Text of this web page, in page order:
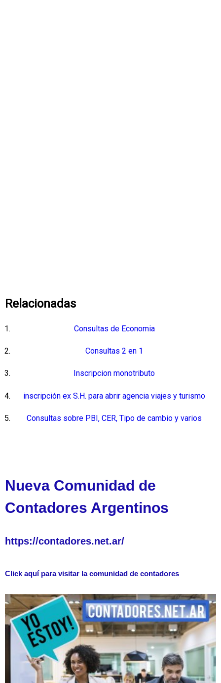
Relacionadas
Consultas de Economia
Consultas 2 en 1
Inscripcion monotributo
inscripción ex S.H. para abrir agencia viajes y turismo
Consultas sobre PBI, CER, Tipo de cambio y varios
Nueva Comunidad de
Contadores Argentinos
https://contadores.net.ar/
Click aquí para visitar la comunidad de contadores